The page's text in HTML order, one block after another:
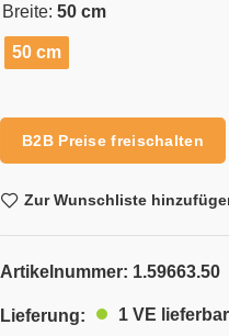
Breite: 50 cm
50 cm
B2B Preise freischalten
Zur Wunschliste
Artikelnummer: 1.59663.50
Lieferung: 1 VE lieferbar